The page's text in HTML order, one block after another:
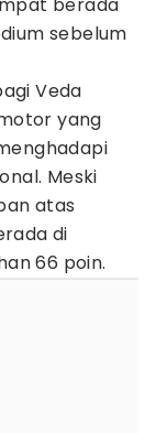
sebelum
Veda
yang
Meski
atas
di
66 poin.